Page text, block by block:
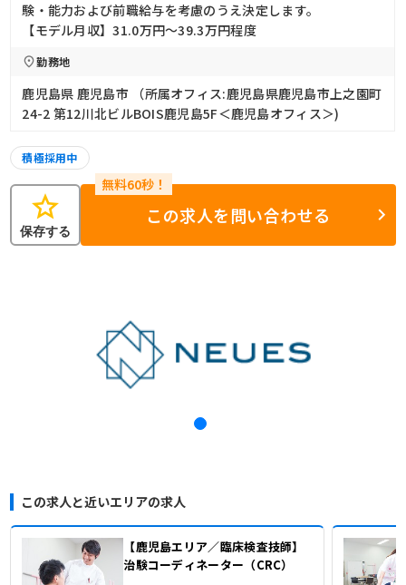
験・能力および前職給与を考慮のうえ決定します。
【モデル月収】31.0万円〜39.3万円程度
勤務地
鹿児島県 鹿児島市 （所属オフィス:鹿児島県鹿児島市上之園町
24-2 第12川北ビルBOIS鹿児島5F＜鹿児島オフィス＞)
積極採用中
star
保存する
この求人を問い合わせる
この求人と近いエリアの求人
【鹿児島エリア／臨床検査技師】
治験コーディネーター（CRC）